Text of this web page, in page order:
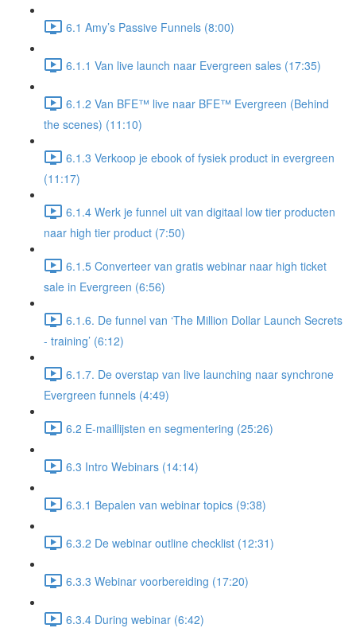
6.1 Amy’s Passive Funnels (8:00)
6.1.1 Van live launch naar Evergreen sales (17:35)
6.1.2 Van BFE™ live naar BFE™ Evergreen (Behind
the scenes) (11:10)
6.1.3 Verkoop je ebook of fysiek product in evergreen
(11:17)
6.1.4 Werk je funnel uit van digitaal low tier producten
naar high tier product (7:50)
6.1.5 Converteer van gratis webinar naar high ticket
sale in Evergreen (6:56)
6.1.6. De funnel van ‘The Million Dollar Launch Secrets
- training’ (6:12)
6.1.7. De overstap van live launching naar synchrone
Evergreen funnels (4:49)
6.2 E-maillijsten en segmentering (25:26)
6.3 Intro Webinars (14:14)
6.3.1 Bepalen van webinar topics (9:38)
6.3.2 De webinar outline checklist (12:31)
6.3.3 Webinar voorbereiding (17:20)
6.3.4 During webinar (6:42)